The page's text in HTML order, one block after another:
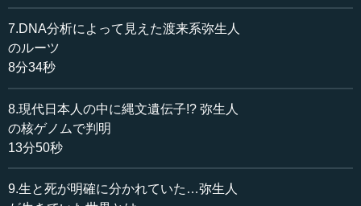
のが、いわゆる核の中に含まれているDNAなのですけれ
ど、その32億のアデニン、グアニン、シトシン、チミンの
羅列の文字列全部のことをゲノムといいます。
藤尾 そのゲノムの中でも、例えば髪の毛が縮れていると
か、ストレートだとか、目の色がブルーだとかは、ある特
定のゲノムの中のある部分の遺伝子で決まっているわけで
7.DNA分析によって見えた渡来系弥生人
のルーツ
8分34秒
8.現代日本人の中に縄文遺伝子!? 弥生人
の核ゲノムで判明
13分50秒
9.生と死が明確に分かれていた…弥生人